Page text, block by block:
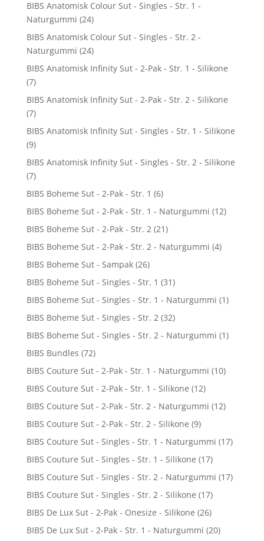
BIBS Anatomisk Colour Sut - Singles - Str. 1 -
Naturgummi (24)
BIBS Anatomisk Colour Sut - Singles - Str. 2 -
Naturgummi (24)
BIBS Anatomisk Infinity Sut - 2-Pak - Str. 1 - Silikone
(7)
BIBS Anatomisk Infinity Sut - 2-Pak - Str. 2 - Silikone
(7)
BIBS Anatomisk Infinity Sut - Singles - Str. 1 - Silikone
(9)
BIBS Anatomisk Infinity Sut - Singles - Str. 2 - Silikone
(7)
BIBS Boheme Sut - 2-Pak - Str. 1 (6)
BIBS Boheme Sut - 2-Pak - Str. 1 - Naturgummi (12)
BIBS Boheme Sut - 2-Pak - Str. 2 (21)
BIBS Boheme Sut - 2-Pak - Str. 2 - Naturgummi (4)
BIBS Boheme Sut - Sampak (26)
BIBS Boheme Sut - Singles - Str. 1 (31)
BIBS Boheme Sut - Singles - Str. 1 - Naturgummi (1)
BIBS Boheme Sut - Singles - Str. 2 (32)
BIBS Boheme Sut - Singles - Str. 2 - Naturgummi (1)
BIBS Bundles (72)
BIBS Couture Sut - 2-Pak - Str. 1 - Naturgummi (10)
BIBS Couture Sut - 2-Pak - Str. 1 - Silikone (12)
BIBS Couture Sut - 2-Pak - Str. 2 - Naturgummi (12)
BIBS Couture Sut - 2-Pak - Str. 2 - Silikone (9)
BIBS Couture Sut - Singles - Str. 1 - Naturgummi (17)
BIBS Couture Sut - Singles - Str. 1 - Silikone (17)
BIBS Couture Sut - Singles - Str. 2 - Naturgummi (17)
BIBS Couture Sut - Singles - Str. 2 - Silikone (17)
BIBS De Lux Sut - 2-Pak - Onesize - Silikone (26)
BIBS De Lux Sut - 2-Pak - Str. 1 - Naturgummi (20)